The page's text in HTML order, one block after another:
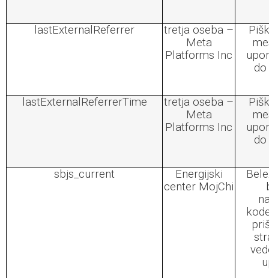
lastExternalReferrer
tretja oseba –
Meta
Platforms Inc
lastExternalReferrerTime
tretja oseba –
Meta
Platforms Inc
sbjs_current
Energijski
center MojChi